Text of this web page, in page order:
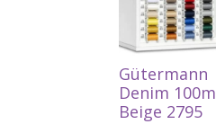
Gütermann
Denim 100m
Beige 2795